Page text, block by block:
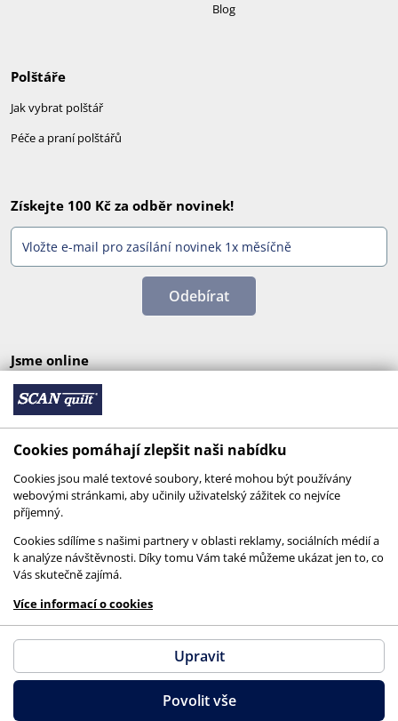
Blog
Polštáře
Jak vybrat polštář
Péče a praní polštářů
Získejte 100 Kč za odběr novinek!
Odebírat
Jsme online
© 2026 SCANquilt - všechna práva vyhrazena
This site is protected by reCAPTCHA and the
GooglePrivacy PolicyandTerms of Serviceapply.
Cookies pomáhají zlepšit naši nabídku
Cookies jsou malé textové soubory, které mohou být používány
webovými stránkami, aby učinily uživatelský zážitek co nejvíce
příjemný.
Cookies sdílíme s našimi partnery v oblasti reklamy, sociálních médií a
k analýze návštěvnosti. Díky tomu Vám také můžeme ukázat jen to, co
Vás skutečně zajímá.
Více informací o cookies
Upravit
Povolit vše